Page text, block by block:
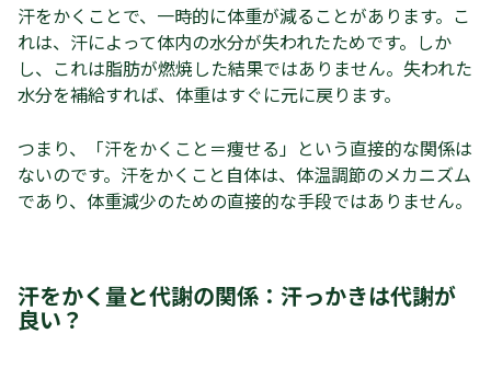
汗をかくことで、一時的に体重が減ることがあります。こ
れは、汗によって体内の水分が失われたためです。しか
し、これは脂肪が燃焼した結果ではありません。失われた
水分を補給すれば、体重はすぐに元に戻ります。
つまり、「汗をかくこと＝痩せる」という直接的な関係は
ないのです。汗をかくこと自体は、体温調節のメカニズム
であり、体重減少のための直接的な手段ではありません。
汗をかく量と代謝の関係：汗っかきは代謝が
良い？